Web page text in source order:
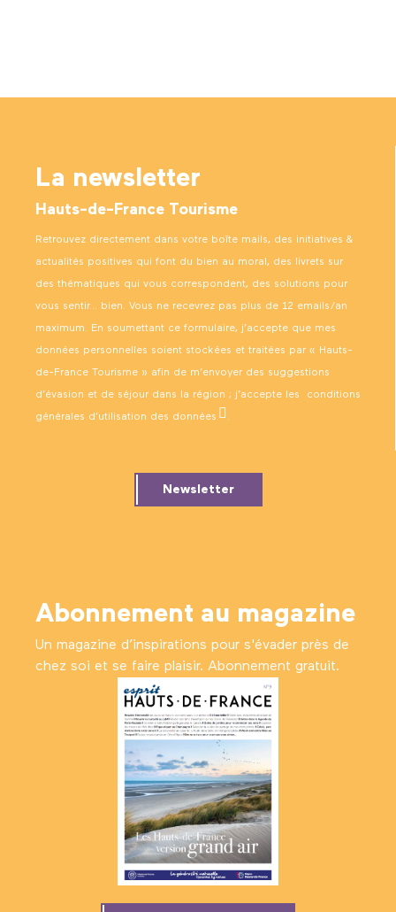
La newsletter
Hauts-de-France Tourisme
Retrouvez directement dans votre boîte mails, des initiatives &
actualités positives qui font du bien au moral, des livrets sur
des thématiques qui vous correspondent, des solutions pour
vous sentir… bien. Vous ne recevrez pas plus de 12 emails/an
maximum. En soumettant ce formulaire, j’accepte que mes
données personnelles soient stockées et traitées par « Hauts-
de-France Tourisme » afin de m’envoyer des suggestions
d’évasion et de séjour dans la région ; j’accepte les conditions
générales d’utilisation des données .
Newsletter
Abonnement au magazine
Un magazine d’inspirations pour s'évader près de
chez soi et se faire plaisir. Abonnement gratuit.